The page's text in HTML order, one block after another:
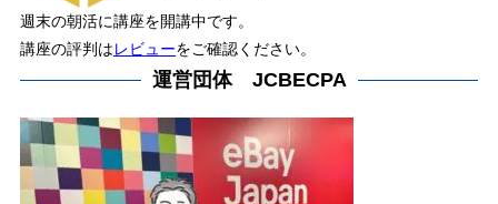
週末の朝活に講座を開講中です。
講座の評判はレビューをご確認ください。
運営団体 JCBECPA